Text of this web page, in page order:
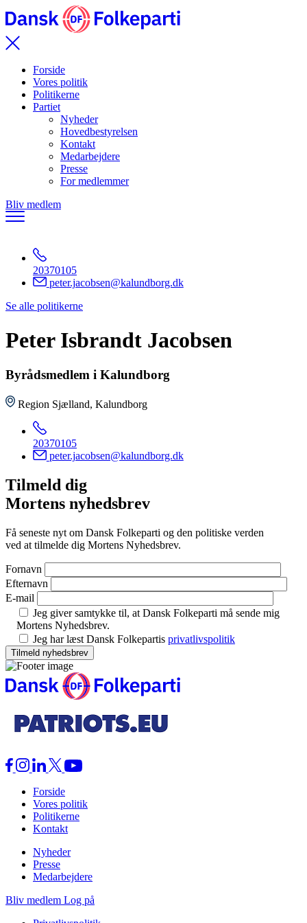
Forside
Vores politik
Politikerne
Partiet
Nyheder
Hovedbestyrelsen
Kontakt
Medarbejdere
Presse
For medlemmer
Bliv medlem
20370105
peter.jacobsen@kalundborg.dk
Se alle politikerne
Peter Isbrandt Jacobsen
Byrådsmedlem i Kalundborg
Region Sjælland, Kalundborg
20370105
peter.jacobsen@kalundborg.dk
Tilmeld dig
Mortens nyhedsbrev
Få seneste nyt om Dansk Folkeparti og den politiske verden
ved at tilmelde dig Mortens Nyhedsbrev.
Fornavn
Efternavn
E-mail
Jeg giver samtykke til, at Dansk Folkeparti må sende mig
Mortens Nyhedsbrev.
Jeg har læst Dansk Folkepartis privatlivspolitik
Forside
Vores politik
Politikerne
Kontakt
Nyheder
Presse
Medarbejdere
Bliv medlem Log på